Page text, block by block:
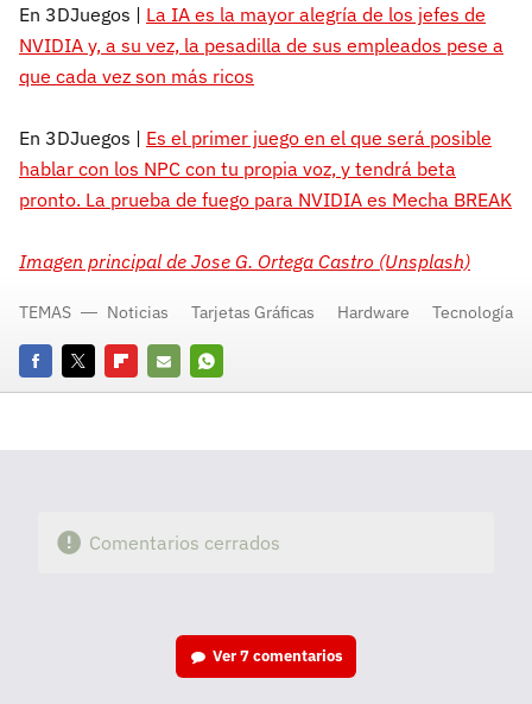
En 3DJuegos | La IA es la mayor alegría de los jefes de
NVIDIA y, a su vez, la pesadilla de sus empleados pese a
que cada vez son más ricos
En 3DJuegos | Es el primer juego en el que será posible
hablar con los NPC con tu propia voz, y tendrá beta
pronto. La prueba de fuego para NVIDIA es Mecha BREAK
Imagen principal de Jose G. Ortega Castro (Unsplash)
FacebookTwitterFlipboard
E-
Whatsapp
TEMAS Noticias Tarjetas Gráficas Hardware Tecnología
Comentarios cerrados
Ver7 comentarios